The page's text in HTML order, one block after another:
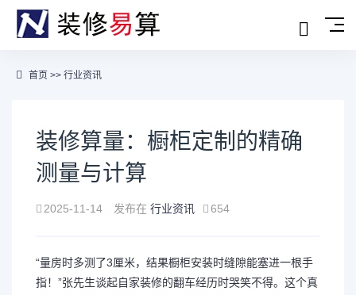
首页 >> 行业资讯
装修算量：橱柜定制的精确
测量与计算
2025-11-14 发布在 行业资讯 654
“量房时多测了3厘米，结果橱柜安装时缝隙能塞进一根手
指！”张先生谈起自家装修的翻车经历时哭笑不得。这个真